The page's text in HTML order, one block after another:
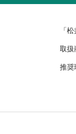
「
取扱
推奨